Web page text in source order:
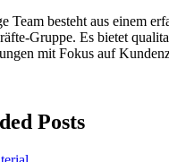
Team besteht aus einem
Gruppe. Es bietet
mit Fokus auf
Posts